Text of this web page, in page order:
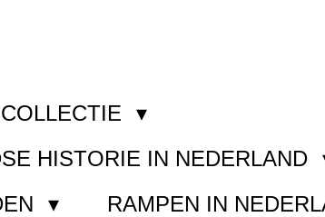
HISTORIE IN NEDERLAND
RAMPEN IN